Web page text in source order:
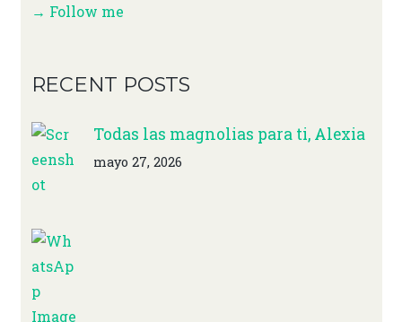
→ Follow me
RECENT POSTS
Todas las magnolias para ti, Alexia
mayo 27, 2026